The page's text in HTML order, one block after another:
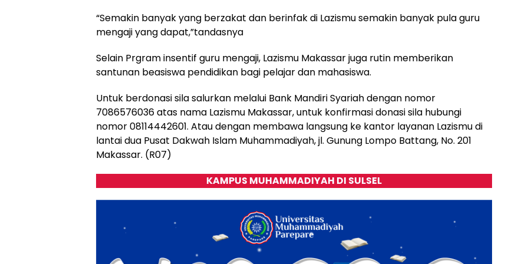
“Semakin banyak yang berzakat dan berinfak di Lazismu semakin banyak pula guru
mengaji yang dapat,”tandasnya
Selain Prgram insentif guru mengaji, Lazismu Makassar juga rutin memberikan
santunan beasiswa pendidikan bagi pelajar dan mahasiswa.
Untuk berdonasi sila salurkan melalui Bank Mandiri Syariah dengan nomor
7086576036 atas nama Lazismu Makassar, untuk konfirmasi donasi sila hubungi
nomor 08114442601. Atau dengan membawa langsung ke kantor layanan Lazismu di
lantai dua Pusat Dakwah Islam Muhammadiyah, jl. Gunung Lompo Battang, No. 201
Makassar. (R07)
KAMPUS MUHAMMADIYAH DI SULSEL